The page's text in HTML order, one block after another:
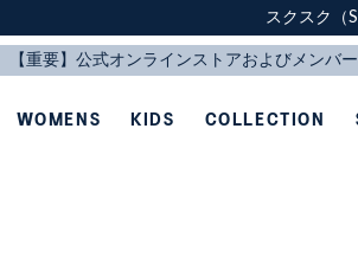
スクスク（
スクスク（
WOMENS KIDS COLLECTION